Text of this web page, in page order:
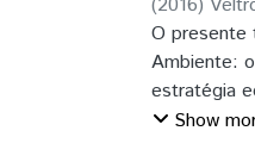
pelas
dentro do
minimizar a
vista com
e que
Santos,
O presente
Ambiente:
estratégia
Show